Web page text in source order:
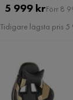
Pris
5 999 kr
Pris
Förr 8
Tidigare lägsta pris 5